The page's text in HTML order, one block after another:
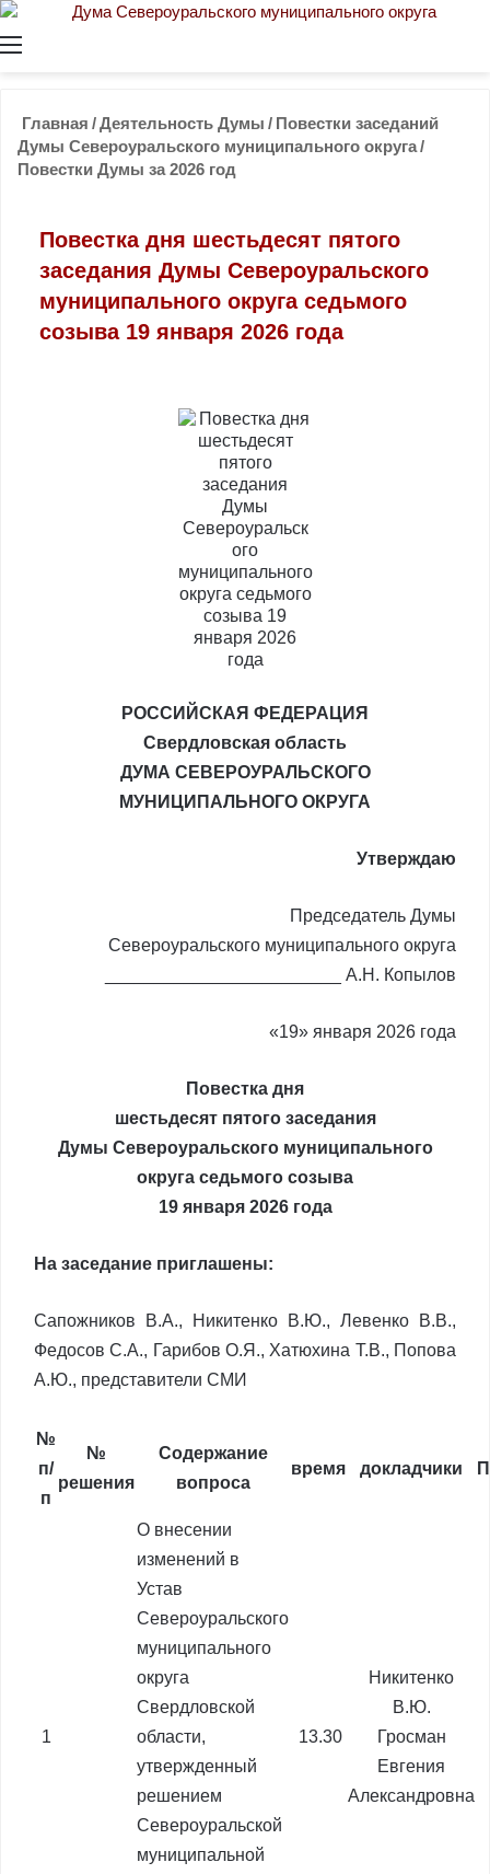
Главная /Деятельность Думы / Повестки заседаний
Думы Североуральского муниципального округа/
Повестки Думы за 2026 год
Повестка дня шестьдесят пятого
заседания Думы Североуральского
муниципального округа седьмого
созыва 19 января 2026 года
РОССИЙСКАЯ ФЕДЕРАЦИЯ
Свердловская область
ДУМА СЕВЕРОУРАЛЬСКОГО
МУНИЦИПАЛЬНОГО ОКРУГА
Утверждаю
Председатель Думы
Североуральского муниципального округа
________________________ А.Н. Копылов
«19» января 2026 года
Повестка дня
шестьдесят пятого заседания
Думы Североуральского муниципального
округа седьмого созыва
19 января 2026 года
На заседание приглашены:
Сапожников В.А., Никитенко В.Ю., Левенко В.В.,
Федосов С.А., Гарибов О.Я., Хатюхина Т.В., Попова
А.Ю., представители СМИ
№
п/
п
№
решения
Содержание
вопроса
время докладчики
1
О внесении
изменений в
Устав
Североуральского
муниципального
округа
Свердловской
области,
утвержденный
решением
Североуральской
муниципальной
13.30
Никитенко
В.Ю.
Гросман
Евгения
Александровна